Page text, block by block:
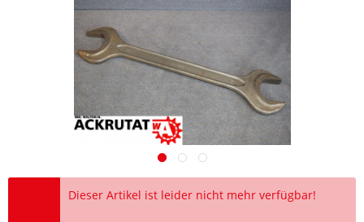
Dieser Artikel ist leider nicht mehr verfügbar!